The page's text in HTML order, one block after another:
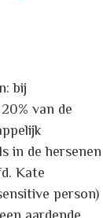
bij
van de
in de hersenen
Kate
person)
aardende